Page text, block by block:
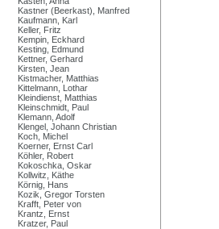
Kastner (Beerkast), Manfred
Kaufmann, Karl
Keller, Fritz
Kempin, Eckhard
Kesting, Edmund
Kettner, Gerhard
Kirsten, Jean
Kistmacher, Matthias
Kittelmann, Lothar
Kleindienst, Matthias
Kleinschmidt, Paul
Klemann, Adolf
Klengel, Johann Christian
Koch, Michel
Koerner, Ernst Carl
Köhler, Robert
Kokoschka, Oskar
Kollwitz, Käthe
Körnig, Hans
Kozik, Gregor Torsten
Krafft, Peter von
Krantz, Ernst
Kratzer, Paul